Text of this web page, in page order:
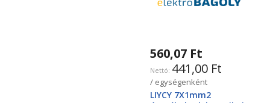
560,07 Ft
441,00 Ft
/ egységenként
LIYCY 7X1mm2